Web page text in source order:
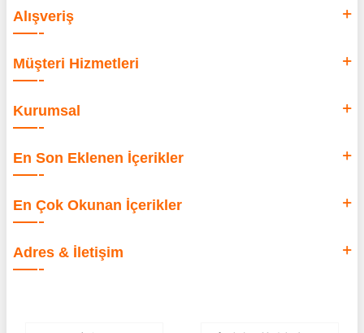
Alışveriş
Müşteri Hizmetleri
Kurumsal
En Son Eklenen İçerikler
En Çok Okunan İçerikler
Adres & İletişim